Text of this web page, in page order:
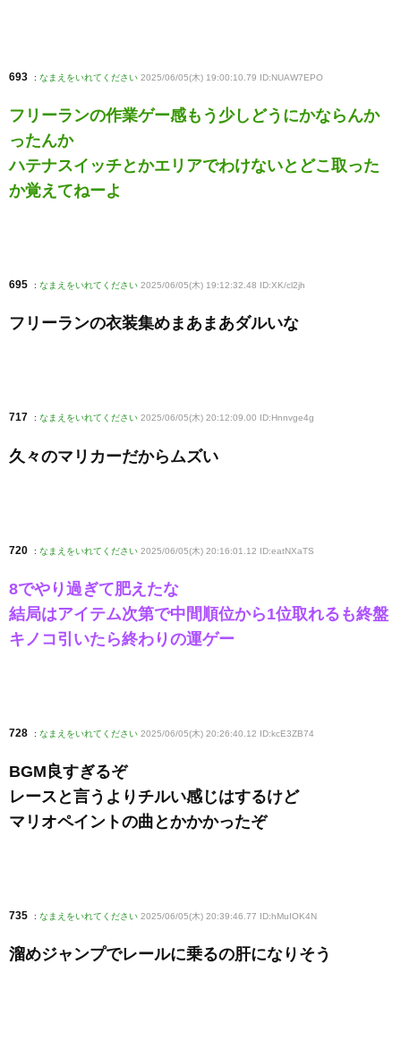
693 : なまえをいれてください 2025/06/05(木) 19:00:10.79 ID:NUAW7EPO
フリーランの作業ゲー感もう少しどうにかならんか
ったんか
ハテナスイッチとかエリアでわけないとどこ取った
か覚えてねーよ
695 : なまえをいれてください 2025/06/05(木) 19:12:32.48 ID:XK/cl2jh
フリーランの衣装集めまあまあダルいな
717 : なまえをいれてください 2025/06/05(木) 20:12:09.00 ID:Hnnvge4g
久々のマリカーだからムズい
720 : なまえをいれてください 2025/06/05(木) 20:16:01.12 ID:eatNXaTS
8でやり過ぎて肥えたな
結局はアイテム次第で中間順位から1位取れるも終盤
キノコ引いたら終わりの運ゲー
728 : なまえをいれてください 2025/06/05(木) 20:26:40.12 ID:kcE3ZB74
BGM良すぎるぞ
レースと言うよりチルい感じはするけど
マリオペイントの曲とかかかったぞ
735 : なまえをいれてください 2025/06/05(木) 20:39:46.77 ID:hMuIOK4N
溜めジャンプでレールに乗るの肝になりそう